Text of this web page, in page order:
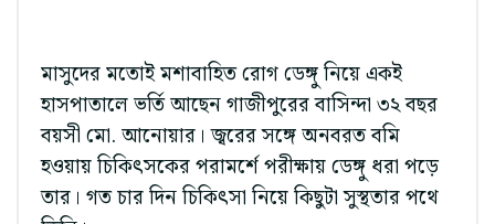
মাসুদের মতোই মশাবাহিত রোগ ডেঙ্গু নিয়ে একই
হাসপাতালে ভর্তি আছেন গাজীপুরের বাসিন্দা ৩২ বছর
বয়সী মো. আনোয়ার। জ্বরের সঙ্গে অনবরত বমি
হওয়ায় চিকিৎসকের পরামর্শে পরীক্ষায় ডেঙ্গু ধরা পড়ে
তার। গত চার দিন চিকিৎসা নিয়ে কিছুটা সুস্থতার পথে